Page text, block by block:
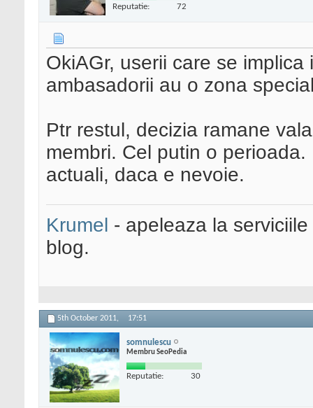
Reputatie: 72
OkiAGr, userii care se
ambasadorii au o zona
Ptr restul, decizia ramane
membri. Cel putin o
actuali, daca e nevoie.
Krumel - apeleaza la
blog.
5th October 2011, 17:51
somnulescu
Membru SeoPedia
Reputatie: 30